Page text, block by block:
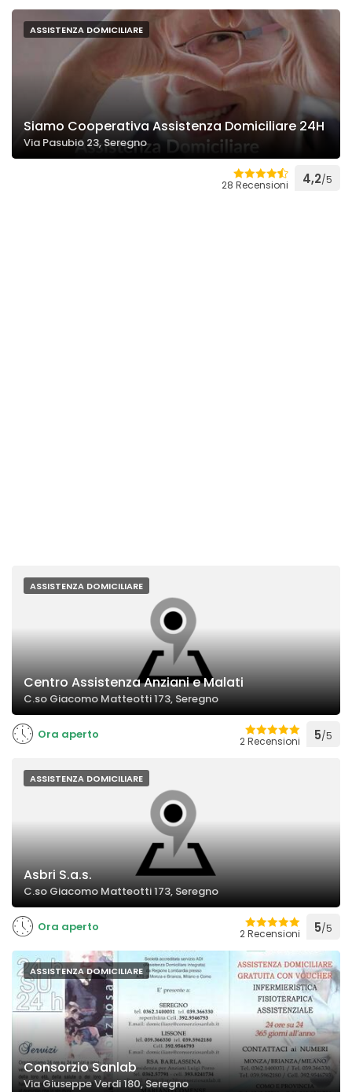
ASSISTENZA DOMICILIARE
Siamo Cooperativa Assistenza Domiciliare 24H
Via Pasubio 23, Seregno
28 Recensioni 4,2/5
ASSISTENZA DOMICILIARE
Centro Assistenza Anziani e Malati
C.so Giacomo Matteotti 173, Seregno
Ora aperto 2 Recensioni 5/5
ASSISTENZA DOMICILIARE
Asbri S.a.s.
C.so Giacomo Matteotti 173, Seregno
Ora aperto 2 Recensioni 5/5
ASSISTENZA DOMICILIARE
Consorzio Sanlab
Via Giuseppe Verdi 180, Seregno